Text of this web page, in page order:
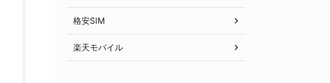
格安SIM
楽天モバイル